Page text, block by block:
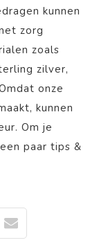
kunnen
zorg
zoals
zilver,
onze
kunnen
Om je
een paar tips &